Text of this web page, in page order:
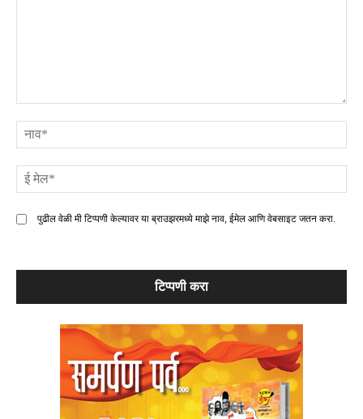
पुढील वेळी मी टिप्पणी केल्यावर या ब्राउझरमध्ये माझे नाव, ईमेल आणि वेबसाइट जतन करा.